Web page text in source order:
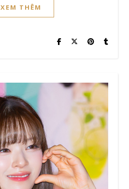
XEM THÊM